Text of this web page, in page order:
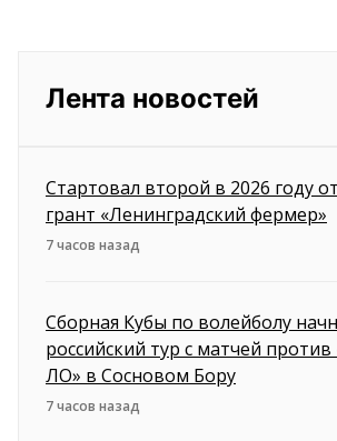
Лента новостей
Стартовал второй в 2026 году
грант «Ленинградский фермер»
7 часов назад
Сборная Кубы по волейболу
российский тур с матчей
ЛО» в Сосновом Бору
7 часов назад